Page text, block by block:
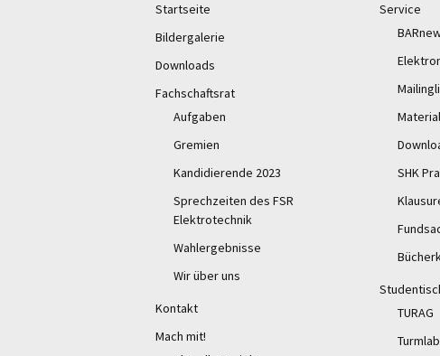
Startseite
Bildergalerie
Downloads
Fachschaftsrat
Aufgaben
Gremien
Kandidierende 2023
Sprechzeiten des FSR
Elektrotechnik
Wahlergebnisse
Wir über uns
Kontakt
Mach mit!
Service
SHK
TURAG